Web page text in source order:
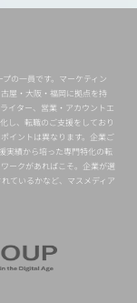
の一員です。マーケティン
屋・大阪・福岡に拠点を持
イター、営業・アカウントエ
し、転職のご支援をしており
イントは異なります。企業ご
実績から培った専門特化の転
ークがあればこそ。企業が選
ているかなど、マスメディア